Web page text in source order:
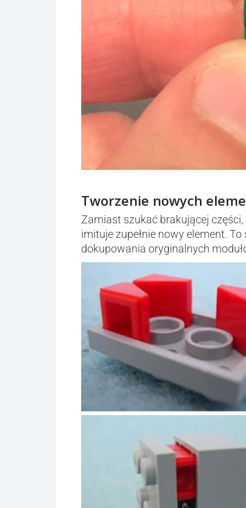
Tworzenie nowych
Zamiast szukać brakującej
imituje zupełnie nowy element.
dokupowania oryginalnych